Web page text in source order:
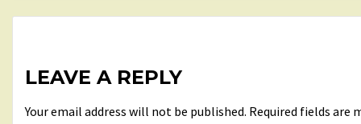
LEAVE A REPLY
Your email address will not be published. Required fields are